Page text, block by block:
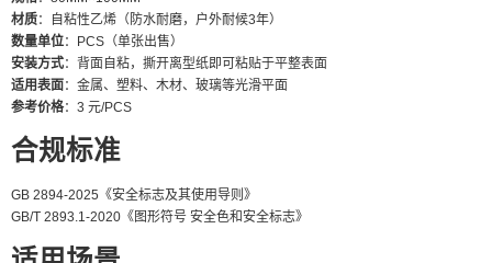
材质：自粘性乙烯（防水耐磨，户外耐候3年）
数量单位：PCS（单张出售）
安装方式：背面自粘，撕开离型纸即可粘贴于平整表面
适用表面：金属、塑料、木材、玻璃等光滑平面
参考价格：3 元/PCS
合规标准
GB 2894-2025《安全标志及其使用导则》
GB/T 2893.1-2020《图形符号 安全色和安全标志》